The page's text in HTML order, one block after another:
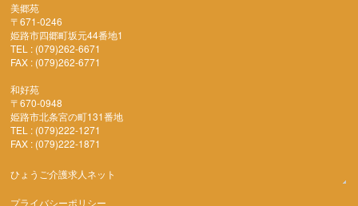
美郷苑
〒671-0246
姫路市四郷町坂元44番地1
TEL : (079)262-6671
FAX : (079)262-6771
和好苑
〒670-0948
姫路市北条宮の町131番地
TEL : (079)222-1271
FAX : (079)222-1871
ひょうご介護求人ネット
プライバシーポリシー